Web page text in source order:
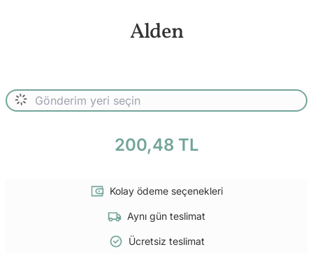
Alden
200,48 TL
Kolay ödeme seçenekleri
Aynı gün teslimat
Ücretsiz teslimat